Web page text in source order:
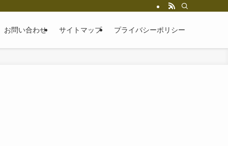
お問い合わせ サイトマップ プライバシーポリシー